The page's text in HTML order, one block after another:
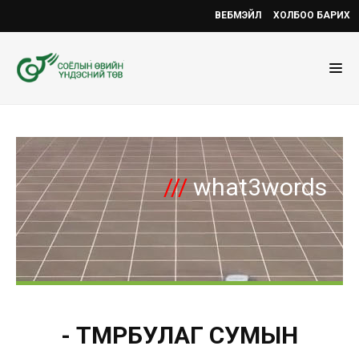
ВЕБМЭЙЛ ХОЛБОО БАРИХ
///what3words
- ТӨМӨРБУЛАГ СУМЫН